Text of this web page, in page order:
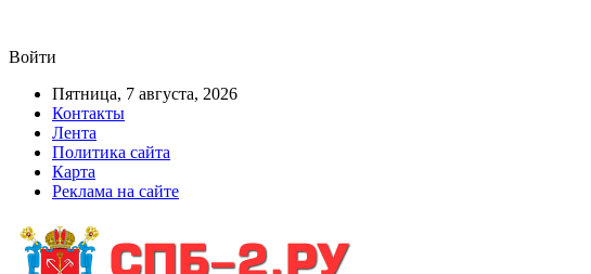
Войти
Пятница, 7 августа, 2026
Контакты
Лента
Политика сайта
Карта
Реклама на сайте